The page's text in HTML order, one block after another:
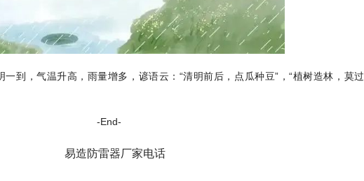
一到，气温升高，雨量增多，谚语云：“清明前后，点瓜种豆”，“植树造林，莫过
-End-